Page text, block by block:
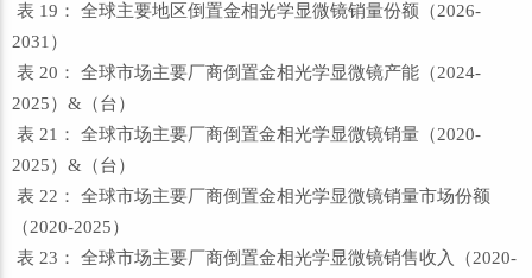
表 19： 全球主要地区倒置金相光学显微镜销量份额（2026-
2031）
表 20： 全球市场主要厂商倒置金相光学显微镜产能（2024-
2025）&（台）
表 21： 全球市场主要厂商倒置金相光学显微镜销量（2020-
2025）&（台）
表 22： 全球市场主要厂商倒置金相光学显微镜销量市场份额
（2020-2025）
表 23： 全球市场主要厂商倒置金相光学显微镜销售收入（2020-